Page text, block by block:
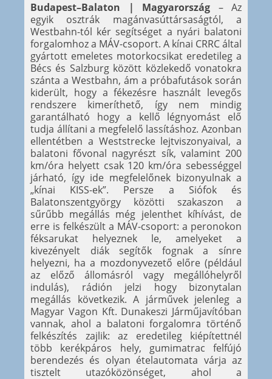
Budapest–Balaton | Magyarország – Az
egyik osztrák magánvasúttársaságtól, a
Westbahn-tól kér segítséget a nyári balatoni
forgalomhoz a MÁV-csoport. A kínai CRRC által
gyártott emeletes motorkocsikat eredetileg a
Bécs és Salzburg között közlekedő vonatokra
szánta a Westbahn, ám a próbafutások során
kiderült, hogy a fékezésre használt levegős
rendszere kimeríthető, így nem mindig
garantálható hogy a kellő légnyomást elő
tudja állítani a megfelelő lassításhoz. Azonban
ellentétben a Weststrecke lejtviszonyaival, a
balatoni fővonal nagyrészt sík, valamint 200
km/óra helyett csak 120 km/óra sebességgel
járható, így ide megfelelőnek bizonyulnak a
„kínai KISS-ek”. Persze a Siófok és
Balatonszentgyörgy közötti szakaszon a
sűrűbb megállás még jelenthet kíhívást, de
erre is felkészült a MÁV-csoport: a peronokon
féksarukat helyeznek le, amelyeket a
kivezényelt diák segítők fognak a sínre
helyezni, ha a mozdonyvezető előre (például
az előző állomásról vagy megállóhelyről
indulás), rádión jelzi hogy bizonytalan
megállás következik. A járművek jelenleg a
Magyar Vagon Kft. Dunakeszi Járműjavítóban
vannak, ahol a balatoni forgalomra történő
felkészítés zajlik: az eredetileg kiépítettnél
több kerékpáros hely, gumimatrac felfújó
berendezés és olyan ételautomata várja az
tisztelt utazóközönséget, ahol a